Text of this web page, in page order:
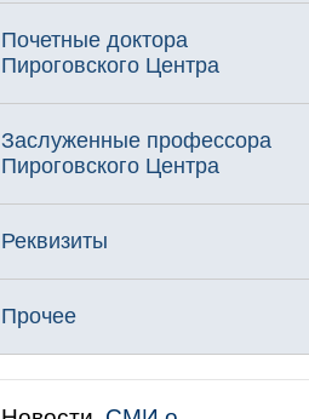
Почетные доктора
Пироговского Центра
Заслуженные профессора
Пироговского Центра
Реквизиты
Прочее